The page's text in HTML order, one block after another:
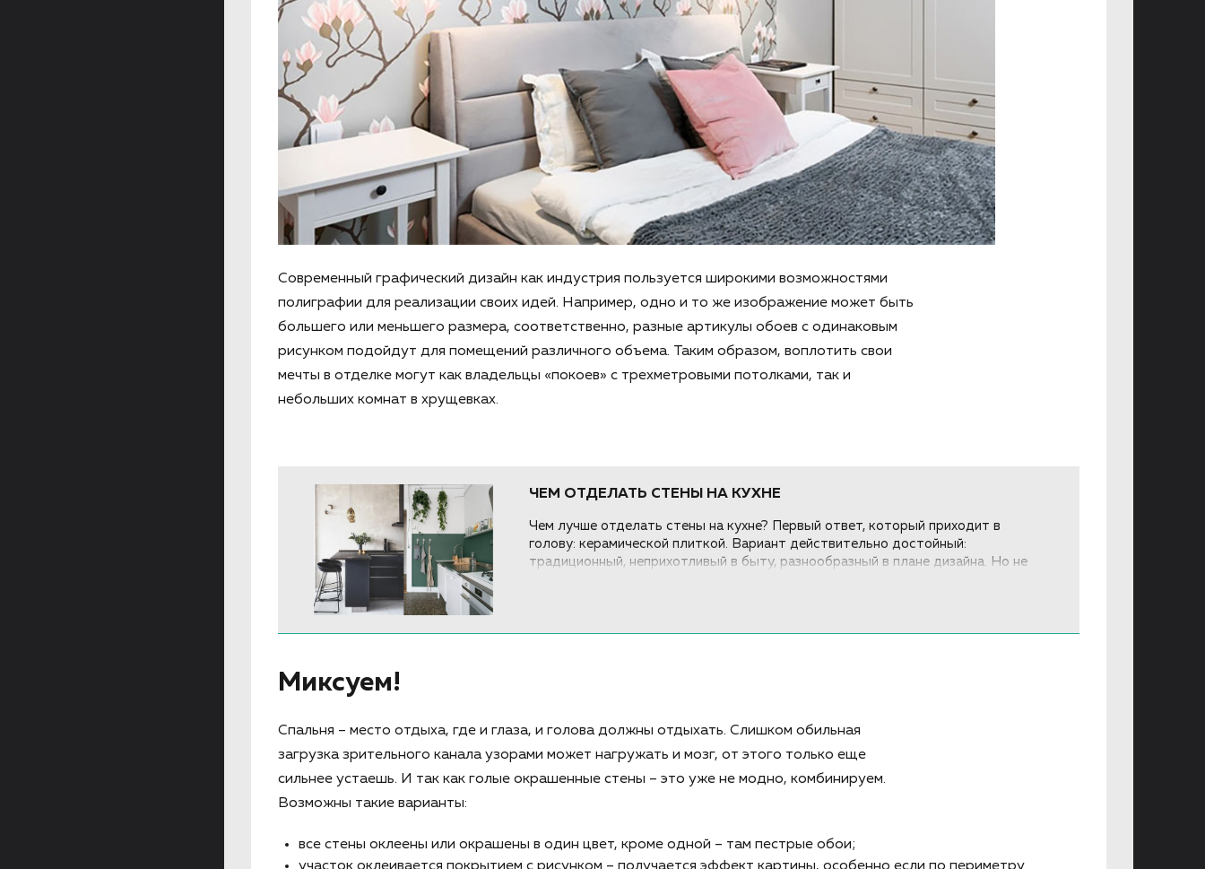
Современный графический дизайн как индустрия пользуется широкими возможностями
полиграфии для реализации своих идей. Например, одно и то же изображение может быть
большего или меньшего размера, соответственно, разные артикулы обоев с одинаковым
рисунком подойдут для помещений различного объема. Таким образом, воплотить свои
мечты в отделке могут как владельцы «покоев» с трехметровыми потолками, так и
небольших комнат в хрущевках.
ЧЕМ ОТДЕЛАТЬ СТЕНЫ НА КУХНЕ
Чем лучше отделать стены на кухне? Первый ответ, который приходит в
голову: керамической плиткой. Вариант действительно достойный:
традиционный, неприхотливый в быту, разнообразный в плане дизайна. Но не
Миксуем!
Спальня – место отдыха, где и глаза, и голова должны отдыхать. Слишком обильная
загрузка зрительного канала узорами может нагружать и мозг, от этого только еще
сильнее устаешь. И так как голые окрашенные стены – это уже не модно, комбинируем.
Возможны такие варианты:
все стены оклеены или окрашены в один цвет, кроме одной – там пестрые обои;